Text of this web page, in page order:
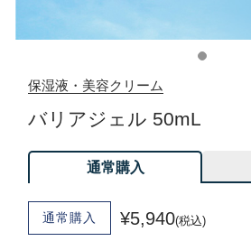
保湿液・美容クリーム
バリアジェル 50mL
通常購入
通常購入 ¥5,940(税込)